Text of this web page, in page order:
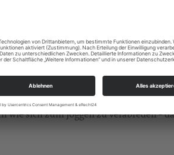
sich zum Joggen zu verabreden -